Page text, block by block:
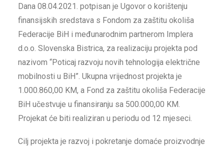
Dana 08.04.2021. potpisan je Ugovor o korištenju
finansijskih sredstava s Fondom za zaštitu okoliša
Federacije BiH i međunarodnim partnerom Implera
d.o.o. Slovenska Bistrica, za realizaciju projekta pod
nazivom “Poticaj razvoju novih tehnologija električne
mobilnosti u BiH”. Ukupna vrijednost projekta je
1.000.860,00 KM, a Fond za zaštitu okoliša Federacije
BiH učestvuje u finansiranju sa 500.000,00 KM.
Projekat će biti realiziran u periodu od 12 mjeseci.
Cilj projekta je razvoj i pokretanje domaće proizvodnje